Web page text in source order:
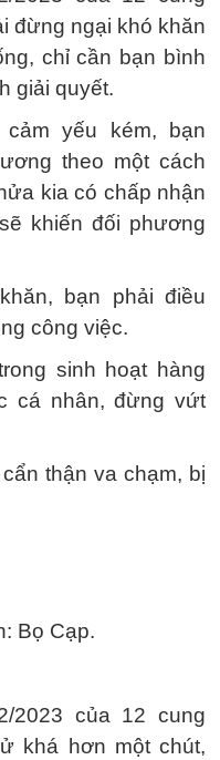
đừng ngại khó khăn
chỉ cần bạn bình
giải quyết.
yếu kém, bạn
theo một cách
kia có chấp nhận
khiến đối phương
bạn phải điều
công việc.
sinh hoạt hàng
cá nhân, đừng vứt
thận va chạm, bị
Bọ Cạp.
2023 của 12 cung
khá hơn một chút,